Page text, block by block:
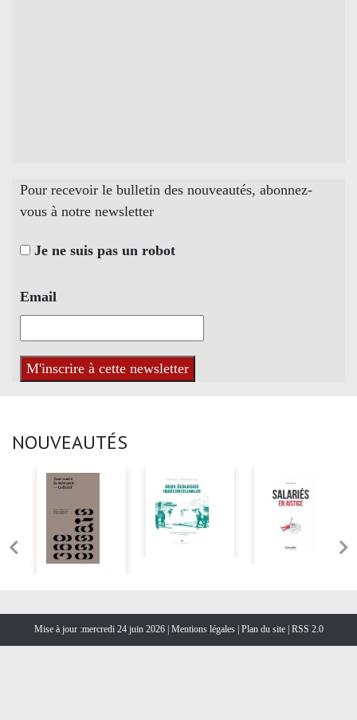
Pour recevoir le bulletin des nouveautés, abonnez-
vous à notre newsletter
Je ne suis pas un robot
Email
NOUVEAUTÉS
Mise à jour :mercredi 24 juin 2026 | Mentions légales | Plan du site |RSS 2.0